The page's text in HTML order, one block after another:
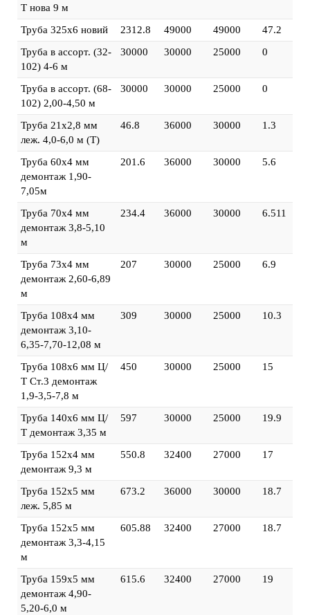
Т нова 9 м
Труба 325х6 новий 2312.8 49000 49000
47.2
Труба в ассорт. (32-
102) 4-6 м
30000 30000 25000 0
Труба в ассорт. (68-
102) 2,00-4,50 м
30000 30000 25000 0
Труба 21х2,8 мм
леж. 4,0-6,0 м (Т)
46.8 36000 30000 1.3
Труба 60х4 мм
демонтаж 1,90-
7,05м
201.6 36000 30000 5.6
Труба 70х4 мм
демонтаж 3,8-5,10
м
234.4 36000 30000 6.511
Труба 73х4 мм
демонтаж 2,60-6,89
м
207 30000 25000 6.9
Труба 108х4 мм
демонтаж 3,10-
6,35-7,70-12,08 м
309 30000 25000 10.3
Труба 108х6 мм Ц/
Т Ст.3 демонтаж
1,9-3,5-7,8 м
450 30000 25000 15
Труба 140х6 мм Ц/
Т демонтаж 3,35 м
597 30000 25000 19.9
Труба 152х4 мм
демонтаж 9,3 м
550.8 32400 27000 17
Труба 152х5 мм
леж. 5,85 м
673.2 36000 30000 18.7
Труба 152х5 мм
демонтаж 3,3-4,15
м
605.88 32400 27000 18.7
Труба 159х5 мм
демонтаж 4,90-
5,20-6,0 м
615.6 32400 27000 19